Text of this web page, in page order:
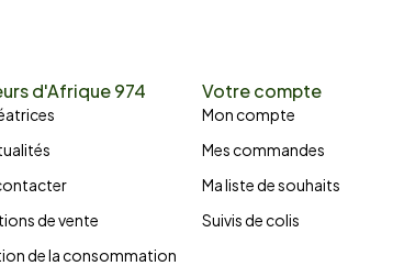
d'Afrique 974
de vente
de la consommation
Votre compte
Mon compte
Mes commandes
Ma liste de souhaits
Suivis de colis